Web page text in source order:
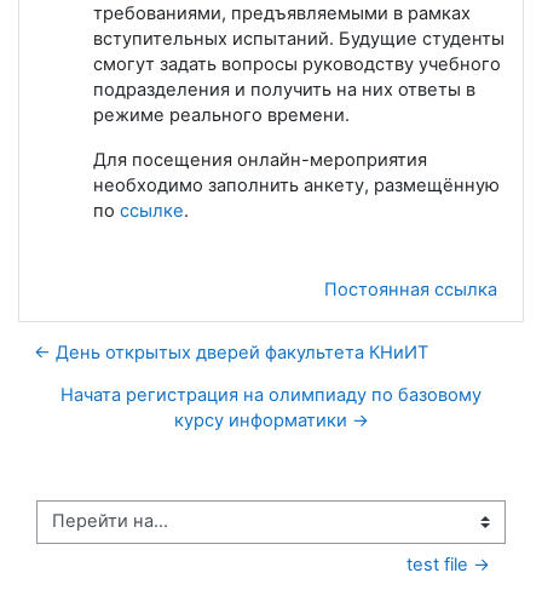
требованиями, предъявляемыми в рамках
вступительных испытаний. Будущие студенты
смогут задать вопросы руководству учебного
подразделения и получить на них ответы в
режиме реального времени.
Для посещения онлайн-мероприятия
необходимо заполнить анкету, размещённую
по ссылке.
Постоянная ссылка
← День открытых дверей факультета КНиИТ
Начата регистрация на олимпиаду по базовому
курсу информатики →
Перейти на...
test file →